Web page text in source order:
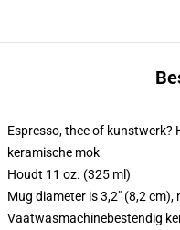
Espresso, thee of kunstwerk?
keramische mok
Houdt 11 oz. (325 ml)
Mug diameter is 3,2" (8,2
Vaatwasmachinebestendig